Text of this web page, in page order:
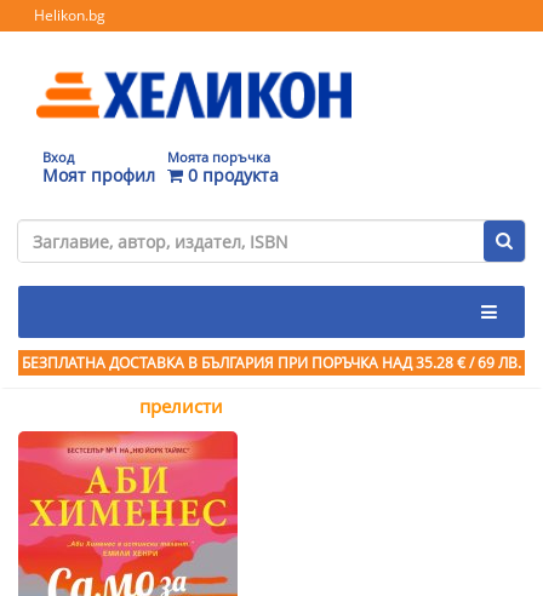
Helikon.bg
Вход
Моят профил
Моята поръчка
0 продукта
БЕЗПЛАТНА ДОСТАВКА В БЪЛГАРИЯ ПРИ ПОРЪЧКА НАД 35.28 € / 69 ЛВ.
прелисти